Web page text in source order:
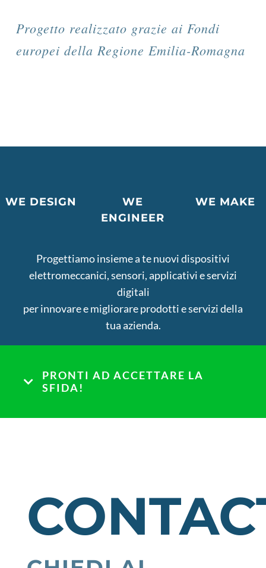
Progetto realizzato grazie ai Fondi
europei della Regione Emilia-Romagna
WE DESIGN
WE
ENGINEER
WE MAKE
Progettiamo insieme a te nuovi dispositivi
elettromeccanici, sensori, applicativi e servizi
digitali
per innovare e migliorare prodotti e servizi della
tua azienda.
PRONTI AD ACCETTARE LA
SFIDA!